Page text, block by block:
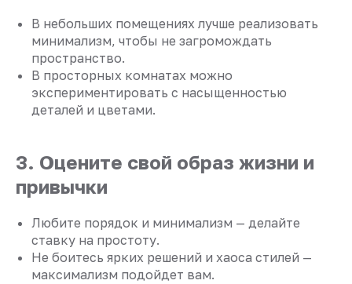
В небольших помещениях лучше реализовать
минимализм, чтобы не загромождать
пространство.
В просторных комнатах можно
экспериментировать с насыщенностью
деталей и цветами.
3. Оцените свой образ жизни и
привычки
Любите порядок и минимализм — делайте
ставку на простоту.
Не боитесь ярких решений и хаоса стилей —
максимализм подойдет вам.